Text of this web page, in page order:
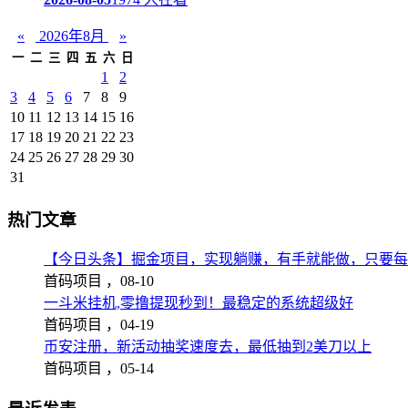
« 2026年8月 »
一 二 三 四 五 六 日
1
2
3
4 5 6 7 8
9
10 11 12 13 14 15 16
17 18 19 20 21 22 23
24 25 26 27 28 29 30
31
热门文章
【今日头条】掘金项目，实现躺赚，有手就能做，只要
首码项目 ， 08-10
一斗米挂机,零撸提现秒到！最稳定的系统超级好
首码项目 ， 04-19
币安注册，新活动抽奖速度去，最低抽到2美刀以上
首码项目 ， 05-14